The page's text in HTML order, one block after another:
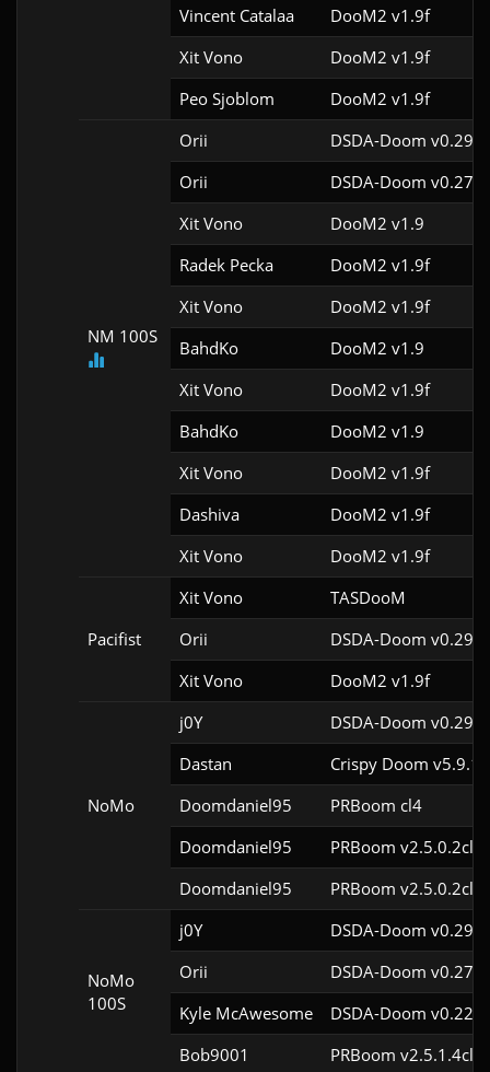
Vincent Catalaa
DooM2 v1.9f
Xit Vono
DooM2 v1.9f
Peo Sjoblom
DooM2 v1.9f
NM 100S
Orii
DSDA-Doom
Orii
DSDA-Doom
Xit Vono
DooM2 v1.9
Radek Pecka
DooM2 v1.9f
Xit Vono
DooM2 v1.9f
BahdKo
DooM2 v1.9
Xit Vono
DooM2 v1.9f
BahdKo
DooM2 v1.9
Xit Vono
DooM2 v1.9f
Dashiva
DooM2 v1.9f
Xit Vono
DooM2 v1.9f
Pacifist
Xit Vono
TASDooM
Orii
DSDA-Doom
Xit Vono
DooM2 v1.9f
NoMo
j0Y
DSDA-Doom
Dastan
Crispy Doom v5.9.1
Doomdaniel95
PRBoom cl4
Doomdaniel95
PRBoom v2.5.0.2cl4
Doomdaniel95
PRBoom v2.5.0.2cl4
NoMo
100S
j0Y
DSDA-Doom
Orii
DSDA-Doom
Kyle McAwesome
DSDA-Doom
Bob9001
PRBoom v2.5.1.4cl4